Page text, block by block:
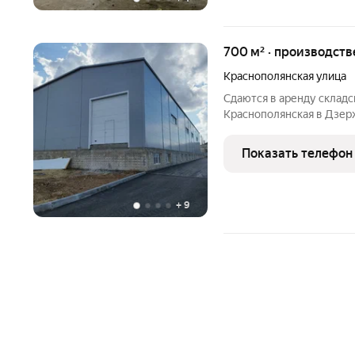
+ 9
700 м² ·
Краснополянская улица
Сдаются в аренду
Краснополянская в
капитального
высокими потолками ,
Показать телефон